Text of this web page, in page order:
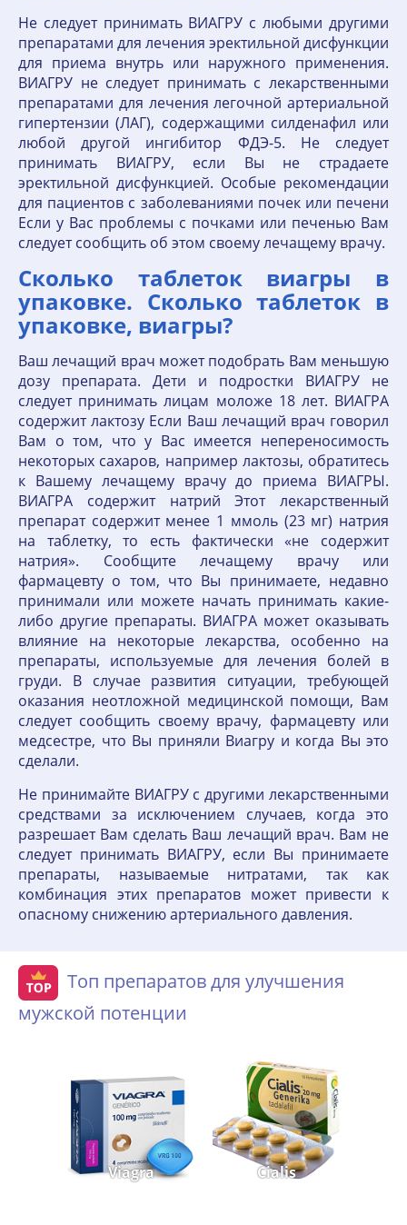
Не следует принимать ВИАГРУ с любыми другими
препаратами для лечения эректильной дисфункции
для приема внутрь или наружного применения.
ВИАГРУ не следует принимать с лекарственными
препаратами для лечения легочной артериальной
гипертензии (ЛАГ), содержащими силденафил или
любой другой ингибитор ФДЭ-5. Не следует
принимать ВИАГРУ, если Вы не страдаете
эректильной дисфункцией. Особые рекомендации
для пациентов с заболеваниями почек или печени
Если у Вас проблемы с почками или печенью Вам
следует сообщить об этом своему лечащему врачу.
Сколько таблеток виагры в
упаковке. Сколько таблеток в
упаковке, виагры?
Ваш лечащий врач может подобрать Вам меньшую
дозу препарата. Дети и подростки ВИАГРУ не
следует принимать лицам моложе 18 лет. ВИАГРА
содержит лактозу Если Ваш лечащий врач говорил
Вам о том, что у Вас имеется непереносимость
некоторых сахаров, например лактозы, обратитесь
к Вашему лечащему врачу до приема ВИАГРЫ.
ВИАГРА содержит натрий Этот лекарственный
препарат содержит менее 1 ммоль (23 мг) натрия
на таблетку, то есть фактически «не содержит
натрия». Сообщите лечащему врачу или
фармацевту о том, что Вы принимаете, недавно
принимали или можете начать принимать какие-
либо другие препараты. ВИАГРА может оказывать
влияние на некоторые лекарства, особенно на
препараты, используемые для лечения болей в
груди. В случае развития ситуации, требующей
оказания неотложной медицинской помощи, Вам
следует сообщить своему врачу, фармацевту или
медсестре, что Вы приняли Виагру и когда Вы это
сделали.
Не принимайте ВИАГРУ с другими лекарственными
средствами за исключением случаев, когда это
разрешает Вам сделать Ваш лечащий врач. Вам не
следует принимать ВИАГРУ, если Вы принимаете
препараты, называемые нитратами, так как
комбинация этих препаратов может привести к
опасному снижению артериального давления.
Топ препаратов для улучшения
мужской потенции
Viagra Cialis